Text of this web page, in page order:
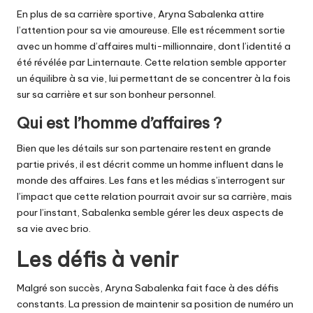
En plus de sa carrière sportive, Aryna Sabalenka attire
l’attention pour sa vie amoureuse. Elle est récemment sortie
avec un homme d’affaires multi-millionnaire, dont l’identité a
été révélée parLinternaute. Cette relation semble apporter
un équilibre à sa vie, lui permettant de se concentrer à la fois
sur sa carrière et sur son bonheur personnel.
Qui est l’homme d’affaires ?
Bien que les détails sur son partenaire restent en grande
partie privés, il est décrit comme un homme influent dans le
monde des affaires. Les fans et les médias s’interrogent sur
l’impact que cette relation pourrait avoir sur sa carrière, mais
pour l’instant, Sabalenka semble gérer les deux aspects de
sa vie avec brio.
Les défis à venir
Malgré son succès, Aryna Sabalenka fait face à des défis
constants. La pression de maintenir sa position de numéro un